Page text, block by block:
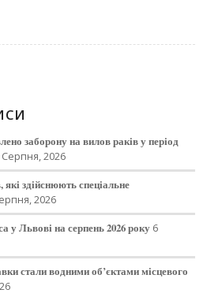
заборону на вилов раків у період
Серпня, 2026
здійснюють спеціальне
2026
у Львові на серпень 2026 року 6
стали водними об’єктами місцевого